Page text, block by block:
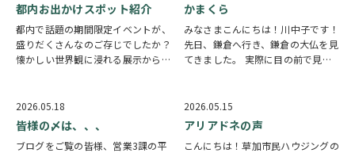
都内お出かけスポット紹介
都内で話題の期間限定イベントが、
盛りだくさんなのご存じでしたか？
懐かしい世界観に浸れる展示から映
介させてください！ ①トムとジェ
リー展会場:京王百貨店新宿店7階期
間:2026年…
かまくら
みなさまこんにちは！川中子です！
先日、鎌倉へ行き、鎌倉の大仏を見
てきました。 実際に目の前で見る
した。落ち着いた表情とどっしりと
した佇まいが印象的で、周囲の静か
な雰囲気も相ま…
2026.05.18
皆様の〆は、、、
ブログをご覧の皆様、営業3課の平
2026.05.15
アリアドネの声
こんにちは！草加市民ハウジングの